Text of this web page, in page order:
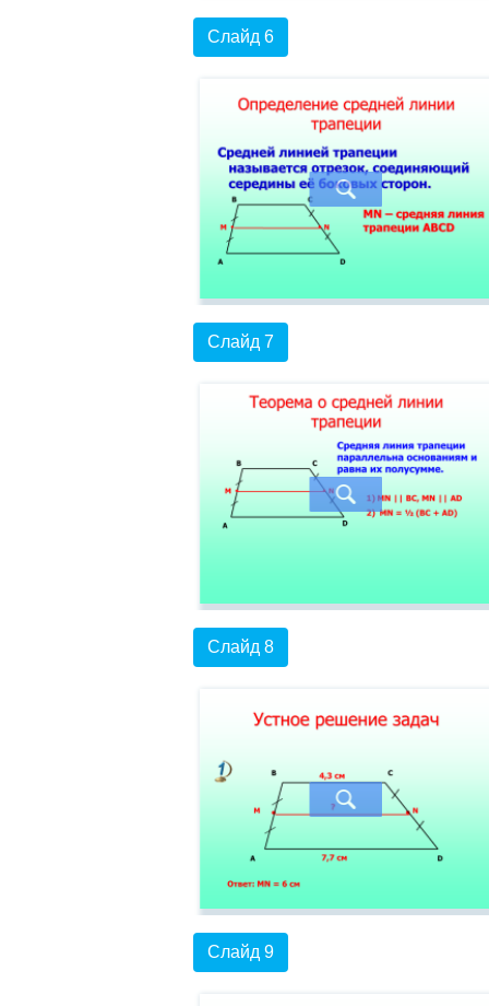
Слайд 6
Слайд 7
Слайд 8
Слайд 9